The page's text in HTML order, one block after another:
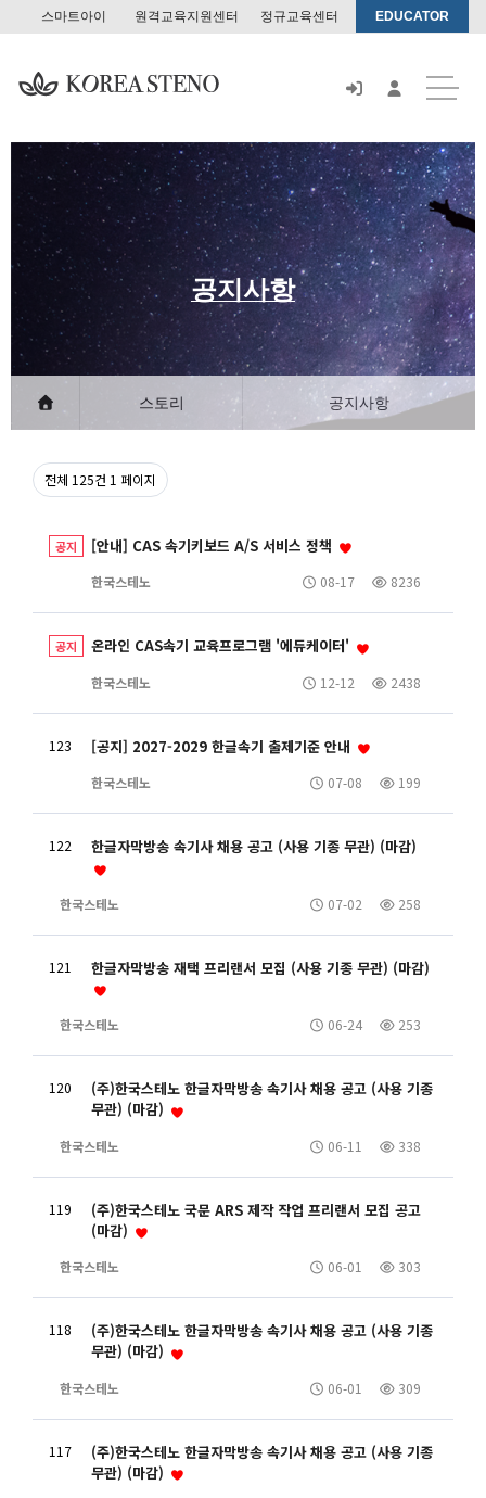
스마트아이 원격교육지원센터 정규교육센터 EDUCATOR
공지사항
스토리 공지사항
전체 125건 1 페이지
공지 [안내] CAS 속기키보드 A/S 서비스 정책
한국스테노 8236
08-17
공지 온라인 CAS속기 교육프로그램 '에듀케이터'
한국스테노 2438
12-12
123 [공지] 2027-2029 한글속기 출제기준 안내
한국스테노 199
07-08
122 한글자막방송 속기사 채용 공고 (사용 기종 무관) (마감)
한국스테노 258
07-02
121 한글자막방송 재택 프리랜서 모집 (사용 기종 무관) (마감)
한국스테노 253
06-24
120
(주)한국스테노 한글자막방송 속기사 채용 공고 (사용 기종
무관) (마감)
한국스테노 338
06-11
119
(주)한국스테노 국문 ARS 제작 작업 프리랜서 모집 공고
(마감)
한국스테노 303
06-01
118
(주)한국스테노 한글자막방송 속기사 채용 공고 (사용 기종
무관) (마감)
한국스테노 309
06-01
117
(주)한국스테노 한글자막방송 속기사 채용 공고 (사용 기종
무관) (마감)